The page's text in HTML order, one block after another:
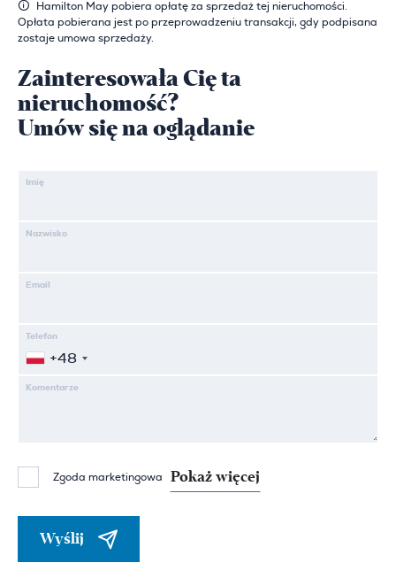
Hamilton May pobiera opłatę za sprzedaż tej nieruchomości.
Opłata pobierana jest po przeprowadzeniu transakcji, gdy podpisana
zostaje umowa sprzedaży.
Zainteresowała Cię ta
nieruchomość?
Umów się na oglądanie
Imię
Nazwisko
Email
Telefon
+48
Komentarze
Zgoda marketingowa Pokaż więcej
Wyślij